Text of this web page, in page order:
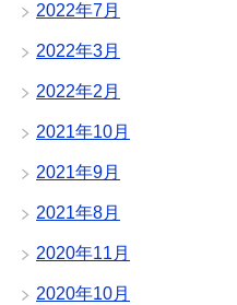
2022年7月
2022年3月
2022年2月
2021年10月
2021年9月
2021年8月
2020年11月
2020年10月